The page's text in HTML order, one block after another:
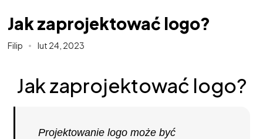
Jak zaprojektować logo?
Filip lut 24, 2023
Jak zaprojektować logo?
Projektowanie logo może być